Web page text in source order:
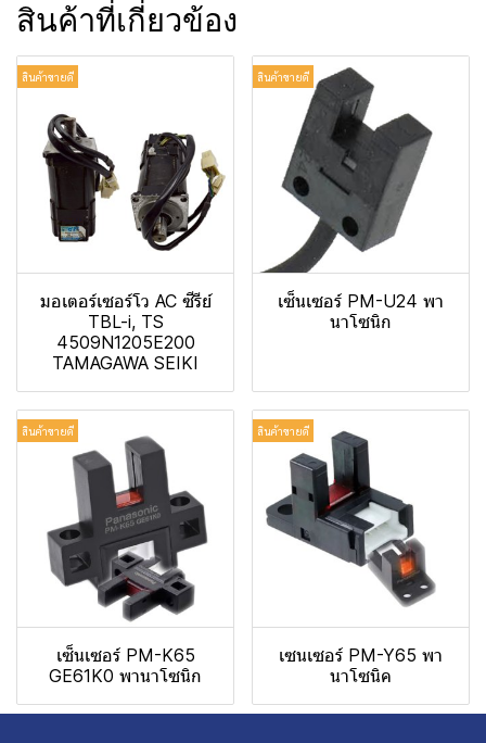
สินค้าที่เกี่ยวข้อง
สินค้าขายดี
มอเตอร์เซอร์โว AC ซีรีย์
TBL-i, TS
4509N1205E200
TAMAGAWA SEIKI
สินค้าขายดี
เซ็นเซอร์ PM-U24 พา
นาโซนิก
สินค้าขายดี
เซ็นเซอร์ PM-K65
GE61K0 พานาโซนิก
สินค้าขายดี
เซนเซอร์ PM-Y65 พา
นาโซนิค